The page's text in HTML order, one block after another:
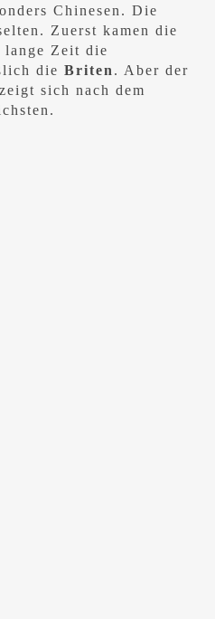
Chinesen. Die
Zuerst kamen die
lange Zeit die
die Briten. Aber der
sich nach dem